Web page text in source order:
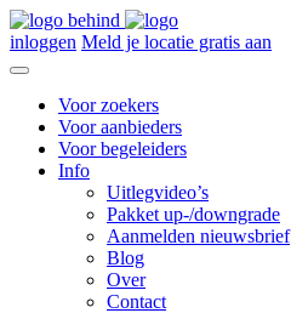
inloggen Meld je locatie gratis aan
Voor zoekers
Voor aanbieders
Voor begeleiders
Info
Uitlegvideo’s
Pakket up-/downgrade
Aanmelden nieuwsbrief
Blog
Over
Contact